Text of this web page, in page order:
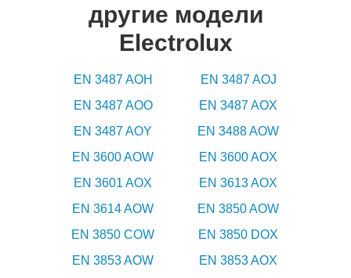
другие модели
Electrolux
EN 3487 AOH
EN 3487 AOJ
EN 3487 AOO
EN 3487 AOX
EN 3487 AOY
EN 3488 AOW
EN 3600 AOW
EN 3600 AOX
EN 3601 AOX
EN 3613 AOX
EN 3614 AOW
EN 3850 AOW
EN 3850 COW
EN 3850 DOX
EN 3853 AOW
EN 3853 AOX